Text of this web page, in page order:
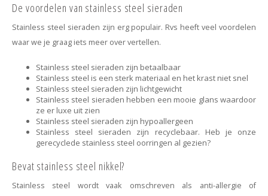
De voordelen van stainless steel sieraden
Stainless steel sieraden zijn erg populair. Rvs heeft veel voordelen
waar we je graag iets meer over vertellen.
Stainless steel sieraden zijn betaalbaar
Stainless steel is een sterk materiaal en het krast niet snel
Stainless steel sieraden zijn lichtgewicht
Stainless steel sieraden hebben een mooie glans waardoor
ze er luxe uit zien
Stainless steel sieraden zijn hypoallergeen
Stainless steel sieraden zijn recyclebaar. Heb je onze
gerecyclede stainless steel oorringen al gezien?
Bevat stainless steel nikkel?
Stainless steel wordt vaak omschreven als anti-allergie of